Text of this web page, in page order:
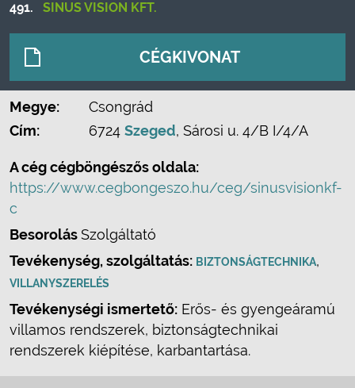
491. SINUS VISION KFT.
CÉGKIVONAT
Megye:
Csongrád
Cím:
6724 Szeged, Sárosi u. 4/B I/4/A
A cég cégböngészős oldala:
https://www.cegbongeszo.hu/ceg/sinusvisionkf-
c
BesorolásSzolgáltató
Tevékenység, szolgáltatás: BIZTONSÁGTECHNIKA,
VILLANYSZERELÉS
Tevékenységi ismertető: Erős- és gyengeáramú
villamos rendszerek, biztonságtechnikai
rendszerek kiépítése, karbantartása.